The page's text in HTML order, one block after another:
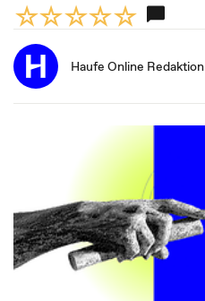
Haufe Online Redaktion